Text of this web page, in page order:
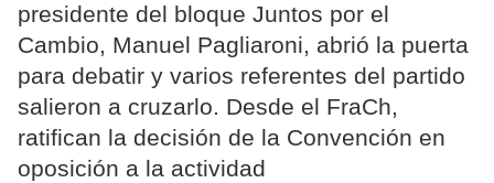
presidente del bloque Juntos por el
Cambio, Manuel Pagliaroni, abrió la puerta
para debatir y varios referentes del partido
salieron a cruzarlo. Desde el FraCh,
ratifican la decisión de la Convención en
oposición a la actividad